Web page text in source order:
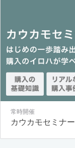
常時開催
カウカモセミナー